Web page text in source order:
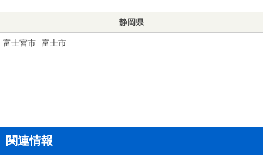
静岡県
富士宮市 富士市
関連情報